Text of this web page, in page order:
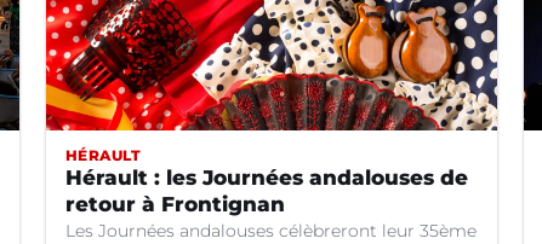
HÉRAULT
Hérault : les Journées andalouses de
retour à Frontignan
Les Journées andalouses célèbreront leur 35ème